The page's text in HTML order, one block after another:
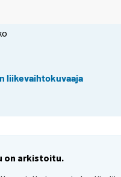
liikevaihtokuvaaja
on arkistoitu.